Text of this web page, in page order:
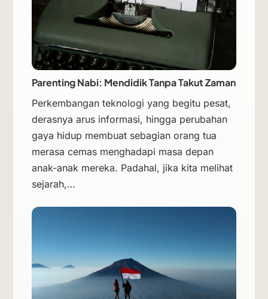
Parenting Nabi: Mendidik Tanpa Takut Zaman
Perkembangan teknologi yang begitu pesat,
derasnya arus informasi, hingga perubahan
gaya hidup membuat sebagian orang tua
merasa cemas menghadapi masa depan
anak-anak mereka. Padahal, jika kita melihat
sejarah,…